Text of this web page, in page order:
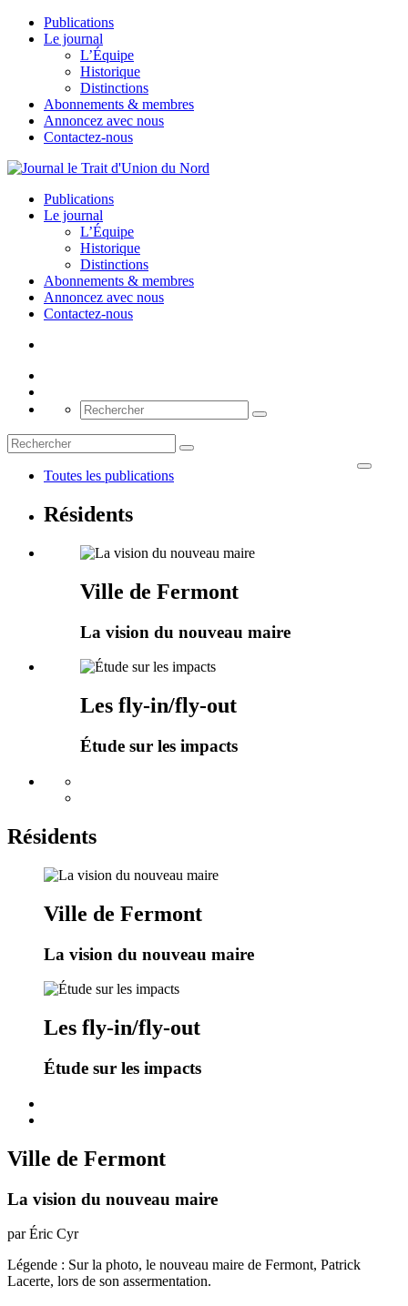
Publications
Le journal
L’Équipe
Historique
Distinctions
Abonnements & membres
Annoncez avec nous
Contactez-nous
Publications
Le journal
L’Équipe
Historique
Distinctions
Abonnements & membres
Annoncez avec nous
Contactez-nous
Toutes les publications
Résidents
Ville de Fermont
La vision du nouveau maire
Les fly-in/fly-out
Étude sur les impacts
Résidents
Ville de Fermont
La vision du nouveau maire
Les fly-in/fly-out
Étude sur les impacts
Ville de Fermont
La vision du nouveau maire
par Éric Cyr
Légende : Sur la photo, le nouveau maire de Fermont, Patrick
Lacerte, lors de son assermentation.